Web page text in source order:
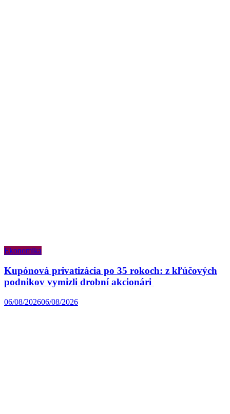
Ekonomika
Kupónová privatizácia po 35 rokoch: z kľúčových
podnikov vymizli drobní akcionári
06/08/202606/08/2026